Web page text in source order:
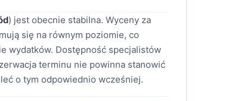
) jest obecnie stabilna. Wyceny za
się na równym poziomie, co
wydatków. Dostępność specjalistów
terminu nie powinna stanowić
o tym odpowiednio wcześniej.